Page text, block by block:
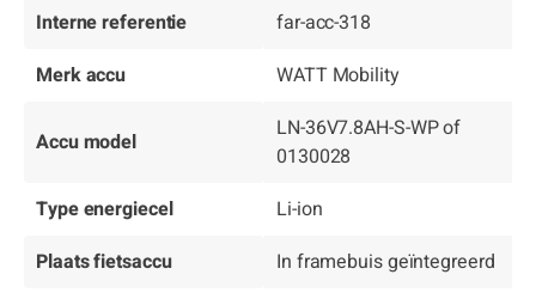
Interne referentie
far-acc-318
Merk accu
WATT Mobility
Accu model
LN-36V7.8AH-S-WP of
0130028
Type energiecel
Li-ion
Plaats fietsaccu
In framebuis geïntegreerd